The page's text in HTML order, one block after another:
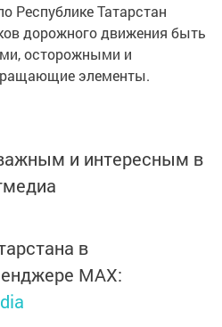
Республике Татарстан
дорожного движения быть
осторожными и
элементы.
и интересным в
в
MАХ: